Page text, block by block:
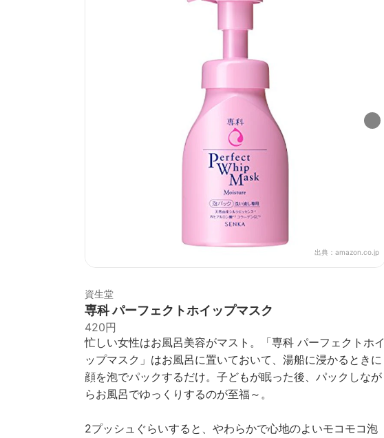
出典： amazon.co.jp
資生堂
専科 パーフェクトホイップマスク
420円
忙しい女性はお風呂美容がマスト。「専科 パーフェクトホイ
ップマスク」はお風呂に置いておいて、湯船に浸かるときに
顔を泡でパックするだけ。子どもが眠った後、パックしなが
らお風呂でゆっくりするのが至福～。
2プッシュぐらいすると、やわらかで心地のよいモコモコ泡